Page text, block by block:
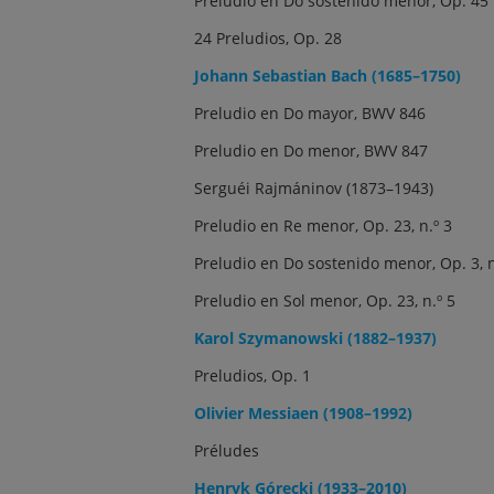
24 Preludios, Op. 28
Johann Sebastian Bach (1685–1750)
Preludio en Do mayor, BWV 846
Preludio en Do menor, BWV 847
Serguéi Rajmáninov (1873–1943)
Preludio en Re menor, Op. 23, n.º 3
Preludio en Do sostenido menor, Op. 3,
Preludio en Sol menor, Op. 23, n.º 5
Karol Szymanowski (1882–1937)
Preludios, Op. 1
Olivier Messiaen (1908–1992)
Préludes
Henryk Górecki (1933–2010)